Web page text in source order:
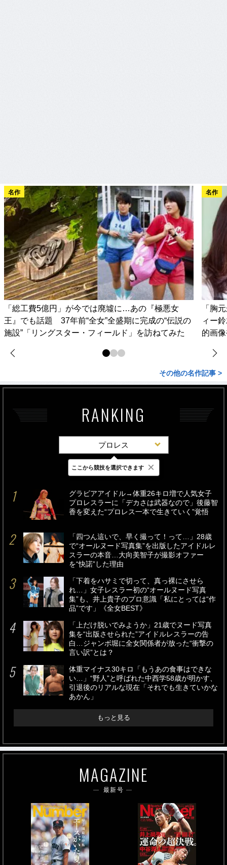
名作
「総工費5億円」が今では廃墟に…あの『極悪女
王』でも話題 37年前“全女”全盛期に完成の“伝説の
施設”「リングスター・フィールド」を訪ねてみた
名作
「胸
ィー
的画
その他の名作記事 >
RANKING
プロレス
最新 24時間 週間
グラビアアイドル→体重26キロ増で人気女子
プロレスラーに「デカさは武器なので」後藤智
香を変えた“プロレス一本で生きていく”覚悟
「四つん這いで、早く撮って！って…」28歳
で“オールヌード写真集”を出版したアイドルレ
スラーの本音…大向美智子が撮影オファー
を“快諾”した理由
「下着をハサミで切って、真っ裸にさせら
れ…」女子レスラー初の“オールヌード写真
集”も、井上貴子のプロ意識「私にとっては“作
品”です」《全女BEST》
「上だけ脱いでみようか」21歳でヌード写真
集を“出版させられた”アイドルレスラーの告
白…ジャンボ堀に全女関係者が放った“衝撃の
言い訳”とは？
体重マイナス30キロ「もうあの食事はできな
い…」“野人”と呼ばれた中西学58歳が明かす、
引退後のリアルな現在「それでも生きていかな
あかん」
もっと見る
MAGAZINE
最新号
ここから競技を選択できます ×